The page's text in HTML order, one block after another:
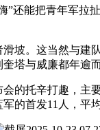
还能把青年军
坡。这当然与
塔与威廉都年逾
的托辛打趣，
的首发11人，